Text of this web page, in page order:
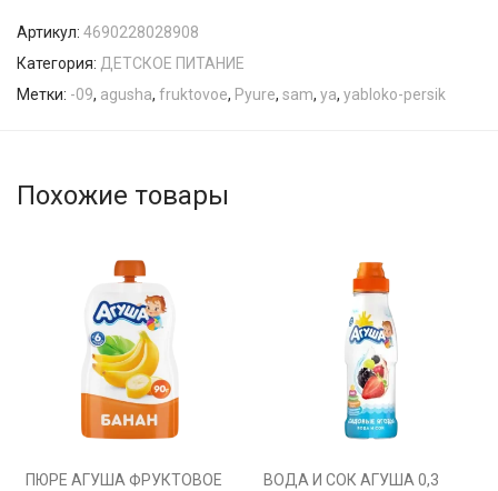
Артикул: 4690228028908
Категория: ДЕТСКОЕ ПИТАНИЕ
Метки: -09, agusha, fruktovoe, Pyure, sam, ya, yabloko-persik
Похожие товары
ПЮРЕ АГУША ФРУКТОВОЕ
ВОДА И СОК АГУША 0,3